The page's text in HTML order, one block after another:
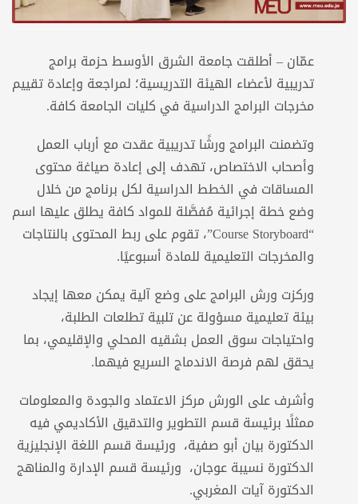
عمّان – أطلقت جامعة الشرق الأوسط حزمة برامج
تدريبية لأعضاء الهيئة التدريسية؛ لمراجعة وإعادة تقييم
مخرجات البرامج الدراسية في كليات الجامعة كافة.
وتضمنت البرامج ورشًا تدريبية عقدت مع أرباب العمل
وأصحاب الاختصاص، تهدف إلى إعادة صياغة محتوى
المساقات في الخطط الدراسية لكل برنامج من خلال
وضع خطة إجرائية مُفصَّلة للمواد كافة يطلق عليها اسم
“Course Storyboard”، تقوم على ربط المحتوى بالنتاجات
والمخرجات التعليمية للمادة أسبوعيًا.
وركزت ورش البرامج على وضع آلية يمكن معها إيجاد
بيئة تعليمية مسؤولة عن تلبية تطلعات الطلبة،
واحتياجات سوق العمل بشقيه المحلي والإقليمي، بما
يحقق لهم فرصة الاندماج السريع فيهما.
وأشرف على الورش مركز الاعتماد والجودة والمعلومات
ممثلًا برئيسة قسم التطوير والتدقيق الأكاديمي فيه
الدكتورة بيان أبو صفية، ورئيسة قسم اللغة الإنجليزية
الدكتورة نسيبة عوجان، ورئيسة قسم الإدارة والمناهج
الدكتورة آيات المغربي.